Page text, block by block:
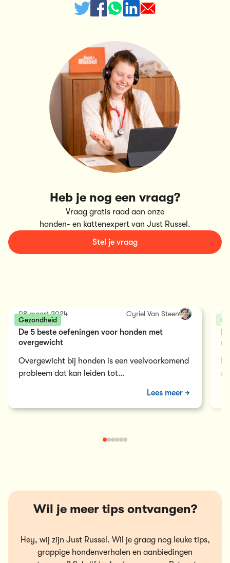
Heb je nog een vraag?
Vraag gratis raad aan onze
honden- en kattenexpert van Just Russel.
Stel je vraag
Gezondheid
08 maart 2024 Cyriel Van Steen
De 5 beste oefeningen voor honden met
overgewicht
Overgewicht bij honden is een veelvoorkomend
probleem dat kan leiden tot
verschillende…
Lees meer
03
Wil je meer tips ontvangen?
Hey, wij zijn Just Russel. Wil je graag nog leuke tips,
grappige hondenverhalen en aanbiedingen